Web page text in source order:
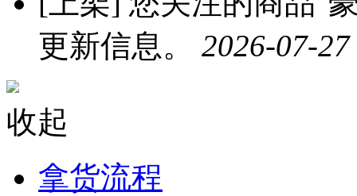
更新信息。 2026-07-
收起
拿货流程